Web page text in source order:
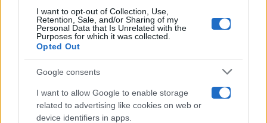
I want to opt-out of Collection, Use,
Retention, Sale, and/or Sharing of my
Personal Data that Is Unrelated with the
Purposes for which it was collected.
Opted Out
Google consents
I want to allow Google to enable storage
related to advertising like cookies on web or
device identifiers in apps.
Grande Fratello
Isola Dei Famosi
Uomini E Donne